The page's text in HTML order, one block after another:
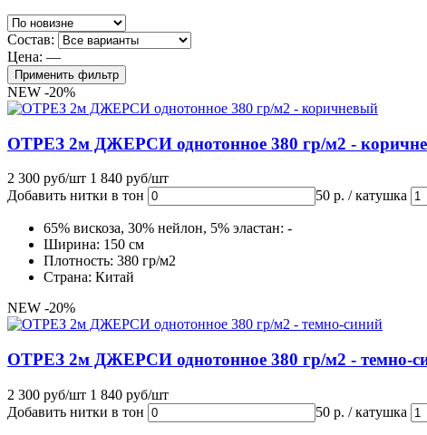
Состав:
Цена: —
Применить фильтр
NEW -20%
ОТРЕЗ 2м ДЖЕРСИ однотонное 380 гр/м2 -
2 300 руб/шт 1 840 руб/шт
Добавить нитки в тон
50 р. / катушка
65% вискоза, 30% нейлон, 5% эластан: -
Ширина: 150 см
Плотность: 380 гр/м2
Страна: Китай
NEW -20%
ОТРЕЗ 2м ДЖЕРСИ однотонное 380 гр/м2 - темно-
2 300 руб/шт 1 840 руб/шт
Добавить нитки в тон
50 р. / катушка